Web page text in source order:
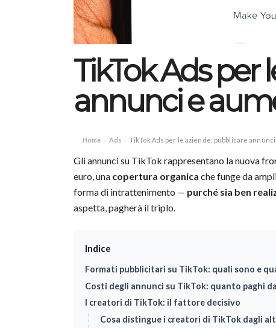
TikTok Ads per
annunci e
Home › Ads › TikTok Ads per le aziende: pubblicare
Gli annunci su TikTok rappresentano la nuova
euro, una copertura organica che funge da
forma di intrattenimento — purché sia ben
aspetta, pagherà il triplo.
Indice
Formati pubblicitari su TikTok: quali sono e
Costi degli annunci su TikTok: quanto paghi
I creatori di TikTok: il fattore decisivo
Cosa distingue i creatori di TikTok dagli